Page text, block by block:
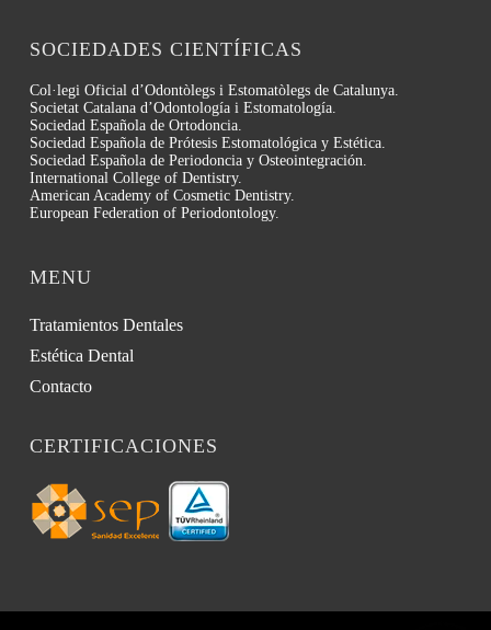
SOCIEDADES CIENTÍFICAS
Col·legi Oficial d’Odontòlegs i Estomatòlegs de Catalunya.
Societat Catalana d’Odontología i Estomatología.
Sociedad Española de Ortodoncia.
Sociedad Española de Prótesis Estomatológica y Estética.
Sociedad Española de Periodoncia y Osteointegración.
International College of Dentistry.
American Academy of Cosmetic Dentistry.
European Federation of Periodontology.
MENU
Tratamientos Dentales
Estética Dental
Contacto
CERTIFICACIONES